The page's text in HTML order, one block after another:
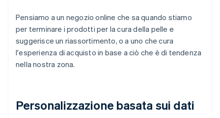
Pensiamo a un negozio online che sa quando stiamo
per terminare i prodotti per la cura della pelle e
suggerisce un riassortimento, o a uno che cura
l'esperienza di acquisto in base a ciò che è di tendenza
nella nostra zona.
Personalizzazione basata sui dati